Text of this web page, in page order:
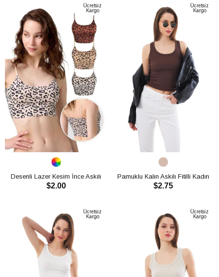
Ücretsiz
Kargo
Desenli Lazer Kesim İnce Askılı
Crop Top CH1760
$2.00
Ücretsiz
Kargo
Pamuklu Kalın Askılı Fitilli Kadın
Atlet CH1761
$2.75
Ücretsiz
Kargo
Ücretsiz
Kargo